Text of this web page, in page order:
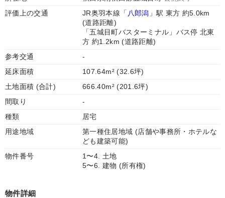
評価上の交通
JR奥羽本線「 八郎潟 」駅 東方 約5.0km
(道路距離)
「五城目町バスターミナル」バス停 北東
方 約1.2km (道路距離)
参考交通
-
延床面積
107.64m² (32.6坪)
土地面積 (合計)
666.40m² (201.6坪)
間取り
-
種類
居宅
用途地域
第一種住居地域 (店舗や事務所・ホテルな
ども建築可能)
物件番号
1〜4. 土地
5〜6. 建物 (所有権)
物件詳細